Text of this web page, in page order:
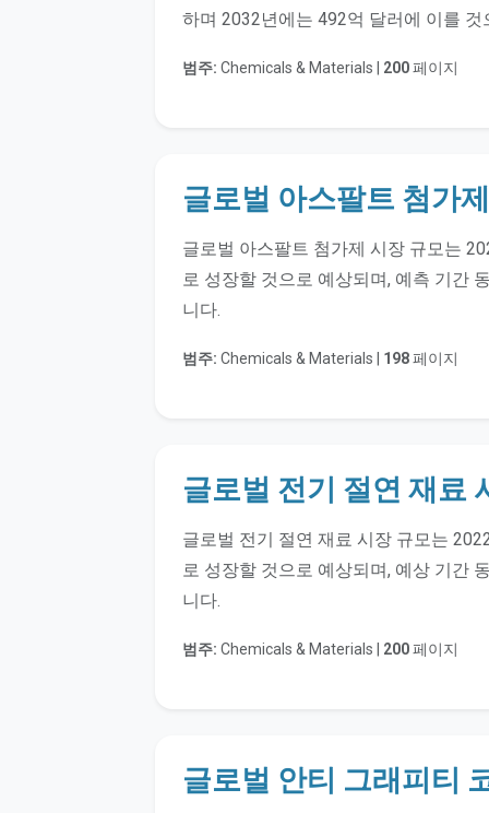
하며 2032년에는 492억 달러에 이를 것
범주: Chemicals & Materials | 200페이지
글로벌 아스팔트 첨가
글로벌 아스팔트 첨가제 시장 규모는
로 성장할 것으로 예상되며, 예측 기간
니다.
범주: Chemicals & Materials | 198페이지
글로벌 전기 절연 재료
글로벌 전기 절연 재료 시장 규모는
로 성장할 것으로 예상되며, 예상 기간
니다.
범주: Chemicals & Materials | 200페이지
글로벌 안티 그래피티